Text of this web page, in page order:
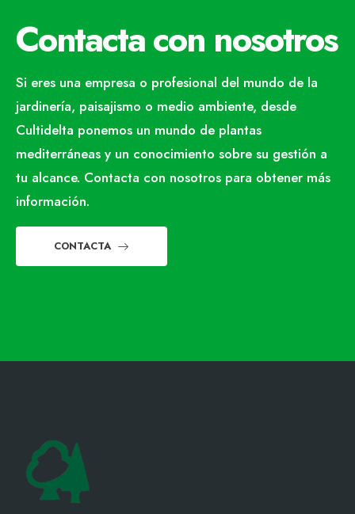
Contacta con nosotros
Si eres una empresa o profesional del mundo de la
jardinería, paisajismo o medio ambiente, desde
Cultidelta ponemos un mundo de plantas
mediterráneas y un conocimiento sobre su gestión a
tu alcance. Contacta con nosotros para obtener más
información.
CONTACTA